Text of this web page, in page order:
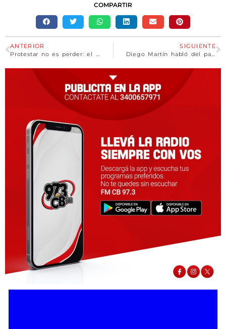
COMPARTIR
ANTERIOR
Protestar no es perder: el pensamiento colectivo como salida para comerciantes y trabajadores
SIGUIENTE
Diego Martín habló del país y dejó de lado la disputa con LLA en Villa Constitución